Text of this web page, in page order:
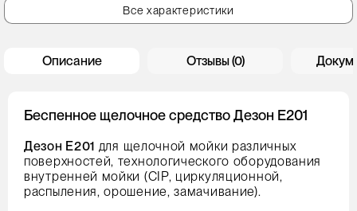
Все характеристики
Описание Отзывы (0)
Беспенное щелочное средство Дезон Е201
Дезон E201 для щелочной мойки различных
поверхностей, технологического оборудования
внутренней мойки (CIP, циркуляционной,
распыления, орошение, замачивание).